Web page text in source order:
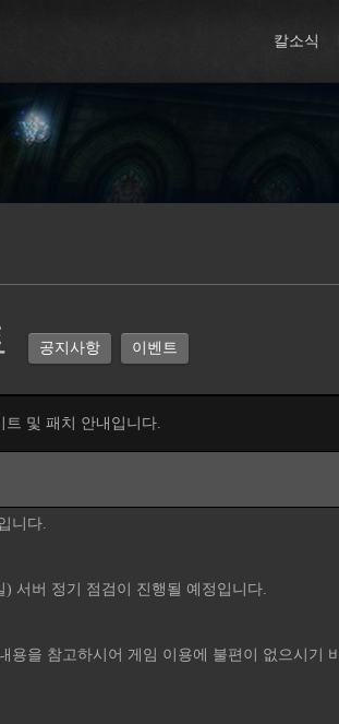
칼소식
공지사항 이벤트
트 및 패치 안내입니다.
니다.
) 서버 정기 점검이 진행될 예정입니다.
용을 참고하시어 게임 이용에 불편이 없으시기